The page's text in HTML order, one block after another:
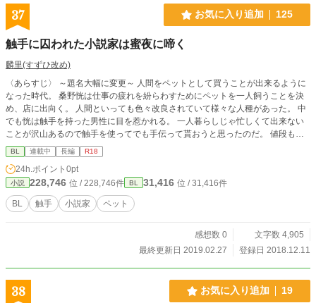
37 お気に入り追加 125
触手に囚われた小説家は蜜夜に啼く
麟里(すずひ改め)
〈あらすじ〉 ～題名大幅に変更～ 人間をペットとして買うことが出来るように
なった時代。 桑野恍は仕事の疲れを紛らわすためにペットを一人飼うことを決
め、店に出向く。 人間といっても色々改良されていて様々な人種があった。 中
でも恍は触手を持った男性に目を惹かれる。 一人暮らしじゃ忙しくて出来ない
ことが沢山あるので触手を使ってでも手伝って貰おうと思ったのだ。 値段も予
算内だったので即座に購入し、設定も終えた。 ペットの名前は輝(てる)。 生活
にも慣れてきて安心していた矢先、輝は恍に手を出すようになってきて……。
BL 連載中 長編 R18
24h.ポイント 0pt
小説 228,746 位 / 228,746件 BL 31,416 位 / 31,416件
BL 触手 小説家 ペット
感想数 0
文字数 4,905
最終更新日 2019.02.27
登録日 2018.12.11
38 お気に入り追加 19